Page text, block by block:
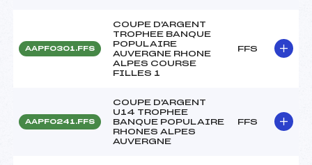
AAPF0301.FFS
COUPE D'ARGENT
TROPHEE BANQUE
POPULAIRE
AUVERGNE RHONE
ALPES COURSE
FILLES 1
FFS
AAPF0241.FFS
COUPE D'ARGENT
U14 TROPHEE
BANQUE POPULAIRE
RHONES ALPES
AUVERGNE
FFS